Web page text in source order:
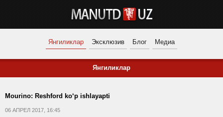
Янгиликлар Эксклюзив Блог Медиа
Янгиликлар
Mourino: Reshford ko‘p ishlayapti
06 АПРЕЛ 2017, 16:45